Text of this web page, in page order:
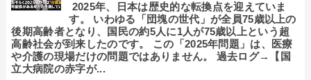
2025年、日本は歴史的な転換点を迎えていま
す。 いわゆる「団塊の世代」が全員75歳以上の
後期高齢者となり、国民の約5人に1人が75歳以上という超
高齢社会が到来したのです。 この「2025年問題」は、医療
や介護の現場だけの問題ではありません。 過去ログ→【国
立大病院の赤字が...